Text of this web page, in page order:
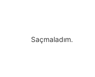
Saçmaladım.